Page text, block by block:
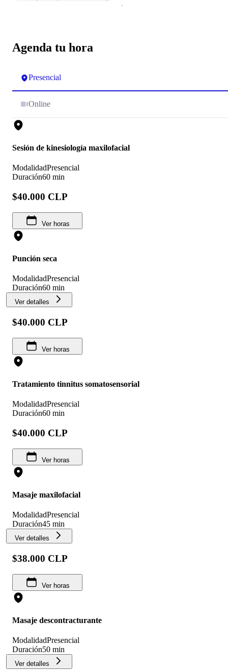
Agenda tu hora
Presencial
Online
Sesión de kinesiología maxilofacial
ModalidadPresencial
Duración60 min
$40.000 CLP
Ver horas
Punción seca
ModalidadPresencial
Duración60 min
Ver detalles
$40.000 CLP
Ver horas
Tratamiento tinnitus somatosensorial
ModalidadPresencial
Duración60 min
$40.000 CLP
Ver horas
Masaje maxilofacial
ModalidadPresencial
Duración45 min
Ver detalles
$38.000 CLP
Ver horas
Masaje descontracturante
ModalidadPresencial
Duración50 min
Ver detalles